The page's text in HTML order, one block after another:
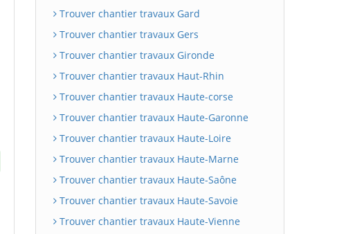
Trouver chantier travaux Gard
Trouver chantier travaux Gers
Trouver chantier travaux Gironde
Trouver chantier travaux Haut-Rhin
Trouver chantier travaux Haute-corse
Trouver chantier travaux Haute-Garonne
Trouver chantier travaux Haute-Loire
Trouver chantier travaux Haute-Marne
Trouver chantier travaux Haute-Saône
Trouver chantier travaux Haute-Savoie
Trouver chantier travaux Haute-Vienne